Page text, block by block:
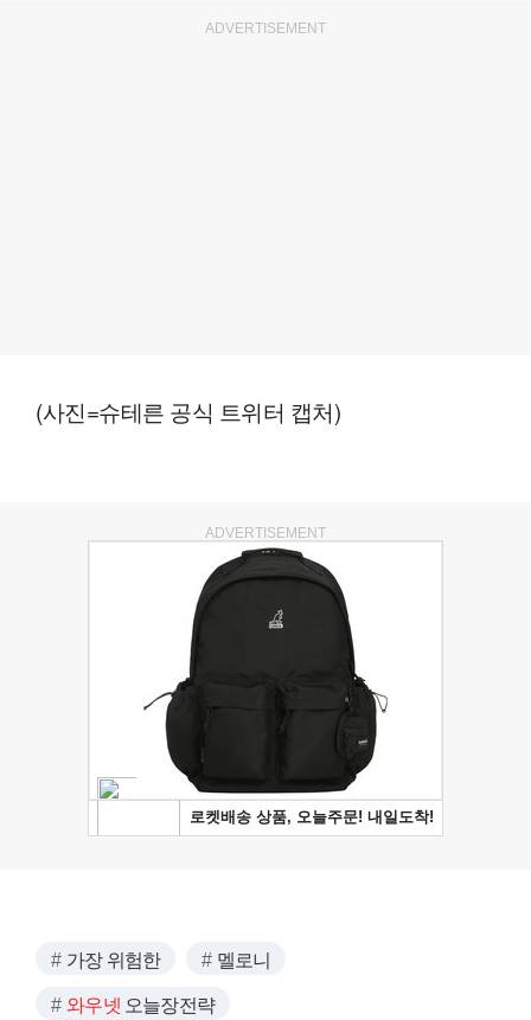
ADVERTISEMENT
(사진=슈테른 공식 트위터 캡처)
ADVERTISEMENT
가장 위험한 멜로니
와우넷 오늘장전략